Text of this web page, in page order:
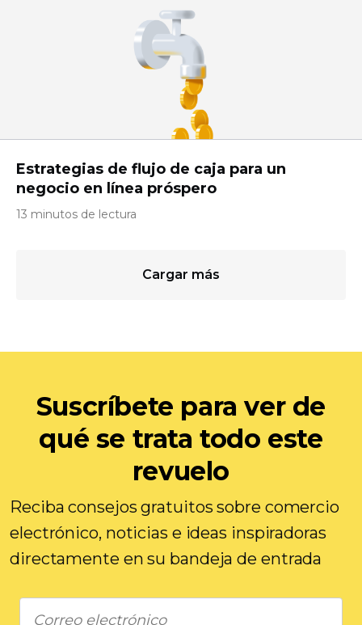
Estrategias de flujo de caja para un
negocio en línea próspero
13 minutos de lectura
Cargar más
Suscríbete para ver de
qué se trata todo este
revuelo
Reciba consejos gratuitos sobre comercio
electrónico, noticias e ideas inspiradoras
directamente en su bandeja de entrada